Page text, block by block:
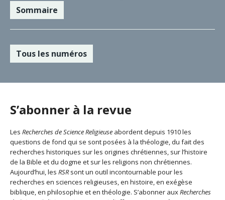
Sommaire
Tous les numéros
S’abonner à la revue
Les Recherches de Science Religieuse abordent depuis 1910 les
questions de fond qui se sont posées à la théologie, du fait des
recherches historiques sur les origines chrétiennes, sur l’histoire
de la Bible et du dogme et sur les religions non chrétiennes.
Aujourd’hui, les RSRsont un outil incontournable pour les
recherches en sciences religieuses, en histoire, en exégèse
biblique, en philosophie et en théologie. S’abonner auxRecherches